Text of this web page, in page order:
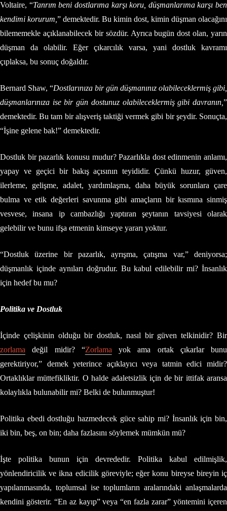
Voltaire, “Tanrım beni dostlarıma karşı koru, düşmanlarıma karşı ben
kendimi korurum, ” demektedir. Bu kimin dost, kimin düşman olacağını
bilememekle açıklanabilecek bir sözdür. Ayrıca bugün dost olan, yarın
düşman da olabilir. Eğer çıkarcılık varsa, yani dostluk kavramı
çıplaksa, bu sonuç doğaldır.
Bernard Shaw, “Dostlarınıza bir gün düşmanınız olabileceklermiş gibi,
düşmanlarınıza ise bir gün dostunuz olabileceklermiş gibi davranın, ”
demektedir. Bu tam bir alışveriş taktiği vermek gibi bir şeydir. Sonuçta,
“İşine gelene bak!” demektedir.
Dostluk bir pazarlık konusu mudur? Pazarlıkla dost edinmenin anlamı,
yapay ve geçici bir bakış açısının teyididir. Çünkü huzur, güven,
ilerleme, gelişme, adalet, yardımlaşma, daha büyük sorunlara çare
bulma ve etik değerleri savunma gibi amaçların bir kısmına sinmiş
vesvese, insana ip cambazlığı yaptıran şeytanın tavsiyesi olarak
gelebilir ve bunu ifşa etmenin kimseye yararı yoktur.
“Dostluk üzerine bir pazarlık, ayrışma, çatışma var,” deniyorsa;
düşmanlık içinde aynıları doğrudur. Bu kabul edilebilir mi? İnsanlık
için hedef bu mu?
Politika ve Dostluk
İçinde çelişkinin olduğu bir dostluk, nasıl bir güven telkinidir? Bir
zorlama değil midir? “Zorlama yok ama ortak çıkarlar bunu
gerektiriyor,” demek yeterince açıklayıcı veya tatmin edici midir?
Ortaklıklar müttefikliktir. O halde adaletsizlik için de bir ittifak aransa
kolaylıkla bulunabilir mi? Belki de bulunmuştur!
Politika ebedi dostluğu hazmedecek güce sahip mi? İnsanlık için bin,
iki bin, beş, on bin; daha fazlasını söylemek mümkün mü?
İşte politika bunun için devrededir. Politika kabul edilmişlik,
yönlendiricilik ve ikna edicilik göreviyle; eğer konu bireyse bireyin iç
yapılanmasında, toplumsal ise toplumların aralarındaki anlaşmalarda
kendini gösterir. “En az kayıp” veya “en fazla zarar” yöntemini içeren